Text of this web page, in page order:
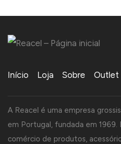
Início Loja Sobre Outlet
A Reacel é uma empresa
em Portugal, fundada em
comércio de produtos,